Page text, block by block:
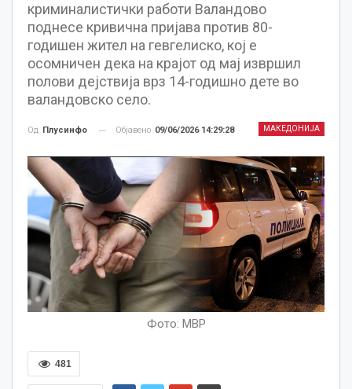
криминалистички работи Валандово
поднесе кривична пријава против 80-
годишен жител на гевгелиско, кој е
осомничен дека на крајот од мај извршил
полови дејствија врз 14-годишно дете во
валандовско село.
МАКЕДОНИЈА
Од Плусинфо Објавено 09/06/2026 14:29:28
Фото: МВР
481